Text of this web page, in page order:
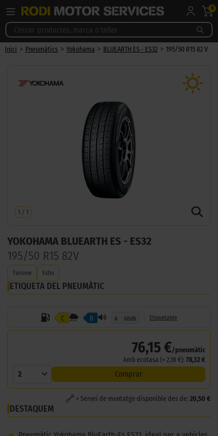
0
Inici > Pneumàtics > Yokohama > BLUEARTH ES - ES32 > 195/50 R15 82 V
1 / 1
YOKOHAMA BLUEARTH ES - ES32
195/50 R15 82V
Turisme Estiu
ETIQUETA DEL PNEUMÀTIC
C B A 68dB Etiquetatge
76,15 €/pneumàtic
Amb ecotasa (+ 2,18 €): 78,32 €
2 Comprar
+ Servei de muntatge disponible des de: 20,50 €
DESTAQUEM